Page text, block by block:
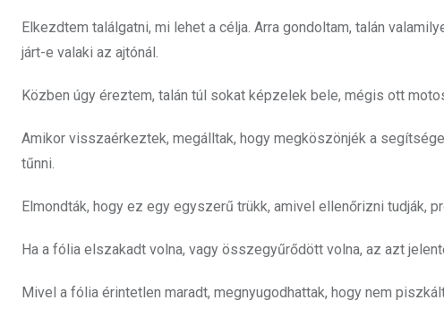
Elkezdtem találgatni, mi lehet a célja. Arra gondoltam, talán
járt-e valaki az ajtónál.
Közben úgy éreztem, talán túl sokat képzelek bele, mégis ott
Amikor visszaérkeztek, megálltak, hogy megköszönjék a
tűnni.
Elmondták, hogy ez egy egyszerű trükk, amivel ellenőrizni tudják,
Ha a fólia elszakadt volna, vagy összegyűrődött volna, az azt
Mivel a fólia érintetlen maradt, megnyugodhattak, hogy nem